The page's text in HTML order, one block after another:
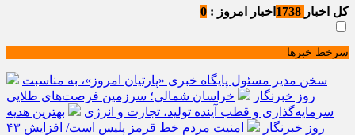
کل اخبار اخبار امروز : 0
سرخط خبرها
سخن مدیر مسئول پایگاه خبری «پارتیان امروز»، به مناسبت
روز خبرنگار
خراسان شمالی؛ سرزمین فرصت‌های طلایی
سرمایه‌گذاری و قطب آینده تولید، تجارت و انرژی
بهترین هدیه
روز خبرنگار
امنیت مردم خط قرمز پلیس است/ افزایش ۴۳